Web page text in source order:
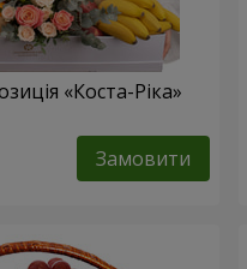
«Коста-Ріка»
Замовити